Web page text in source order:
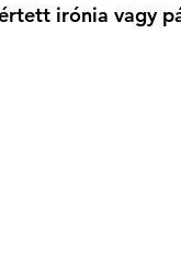
irónia vagy